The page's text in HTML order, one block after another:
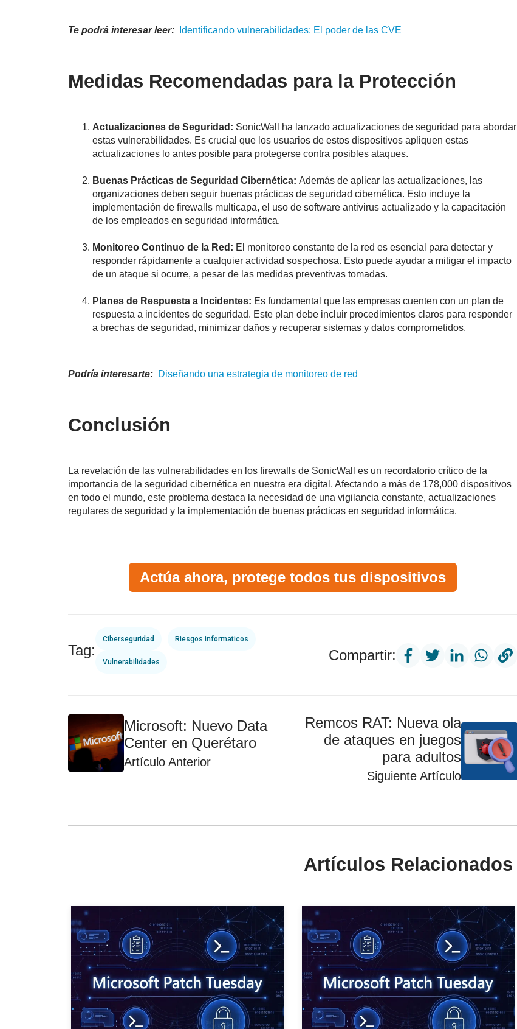
Te podrá interesar leer: Identificando vulnerabilidades: El poder de las CVE
Medidas Recomendadas para la Protección
Actualizaciones de Seguridad: SonicWall ha lanzado actualizaciones de seguridad para abordar
estas vulnerabilidades. Es crucial que los usuarios de estos dispositivos apliquen estas
actualizaciones lo antes posible para protegerse contra posibles ataques.
Buenas Prácticas de Seguridad Cibernética: Además de aplicar las actualizaciones, las
organizaciones deben seguir buenas prácticas de seguridad cibernética. Esto incluye la
implementación de firewalls multicapa, el uso de software antivirus actualizado y la capacitación
de los empleados en seguridad informática.
Monitoreo Continuo de la Red: El monitoreo constante de la red es esencial para detectar y
responder rápidamente a cualquier actividad sospechosa. Esto puede ayudar a mitigar el impacto
de un ataque si ocurre, a pesar de las medidas preventivas tomadas.
Planes de Respuesta a Incidentes: Es fundamental que las empresas cuenten con un plan de
respuesta a incidentes de seguridad. Este plan debe incluir procedimientos claros para responder
a brechas de seguridad, minimizar daños y recuperar sistemas y datos comprometidos.
Podría interesarte: Diseñando una estrategia de monitoreo de red
Conclusión
La revelación de las vulnerabilidades en los firewalls de SonicWall es un recordatorio crítico de la
importancia de la seguridad cibernética en nuestra era digital. Afectando a más de 178,000 dispositivos
en todo el mundo, este problema destaca la necesidad de una vigilancia constante, actualizaciones
regulares de seguridad y la implementación de buenas prácticas en seguridad informática.
Actúa ahora, protege todos tus dispositivos
Tag:
Ciberseguridad Riesgos informaticos
Vulnerabilidades Compartir:
Microsoft: Nuevo Data
Center en Querétaro
Artículo Anterior
Remcos RAT: Nueva ola
de ataques en juegos
para adultos
Siguiente Artículo
Artículos Relacionados